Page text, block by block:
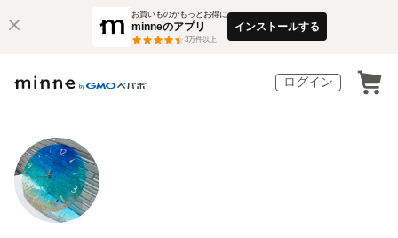
お買いものがもっとお得に
minneのアプリ
3万件以上
インストールする
ログイン